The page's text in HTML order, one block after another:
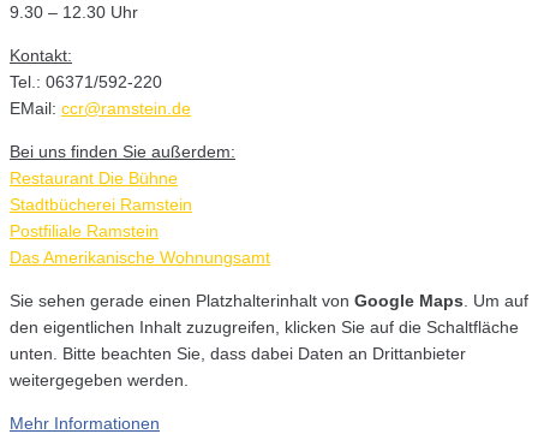
9.30 – 12.30 Uhr
Kontakt:
Tel.: 06371/592-220
EMail: ccr@ramstein.de
Bei uns finden Sie außerdem:
Restaurant Die Bühne
Stadtbücherei Ramstein
Postfiliale Ramstein
Das Amerikanische Wohnungsamt
Sie sehen gerade einen Platzhalterinhalt von Google Maps . Um auf
den eigentlichen Inhalt zuzugreifen, klicken Sie auf die Schaltfläche
unten. Bitte beachten Sie, dass dabei Daten an Drittanbieter
weitergegeben werden.
Mehr Informationen